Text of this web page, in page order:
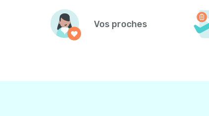
Vos proches